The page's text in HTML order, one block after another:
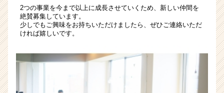
リ
（CheerCareer）
2つの事業を今まで以上に成長させていくため、新しい仲間を
絶賛募集しています。
少しでもご興味をお持ちいただけましたら、ぜひご連絡いただ
ければ嬉しいです。